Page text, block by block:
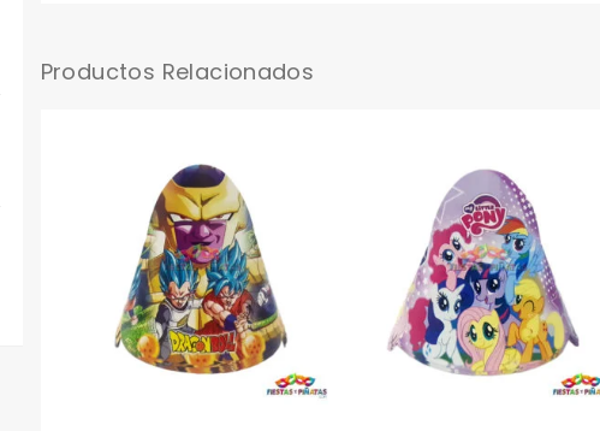
Productos Relacionados